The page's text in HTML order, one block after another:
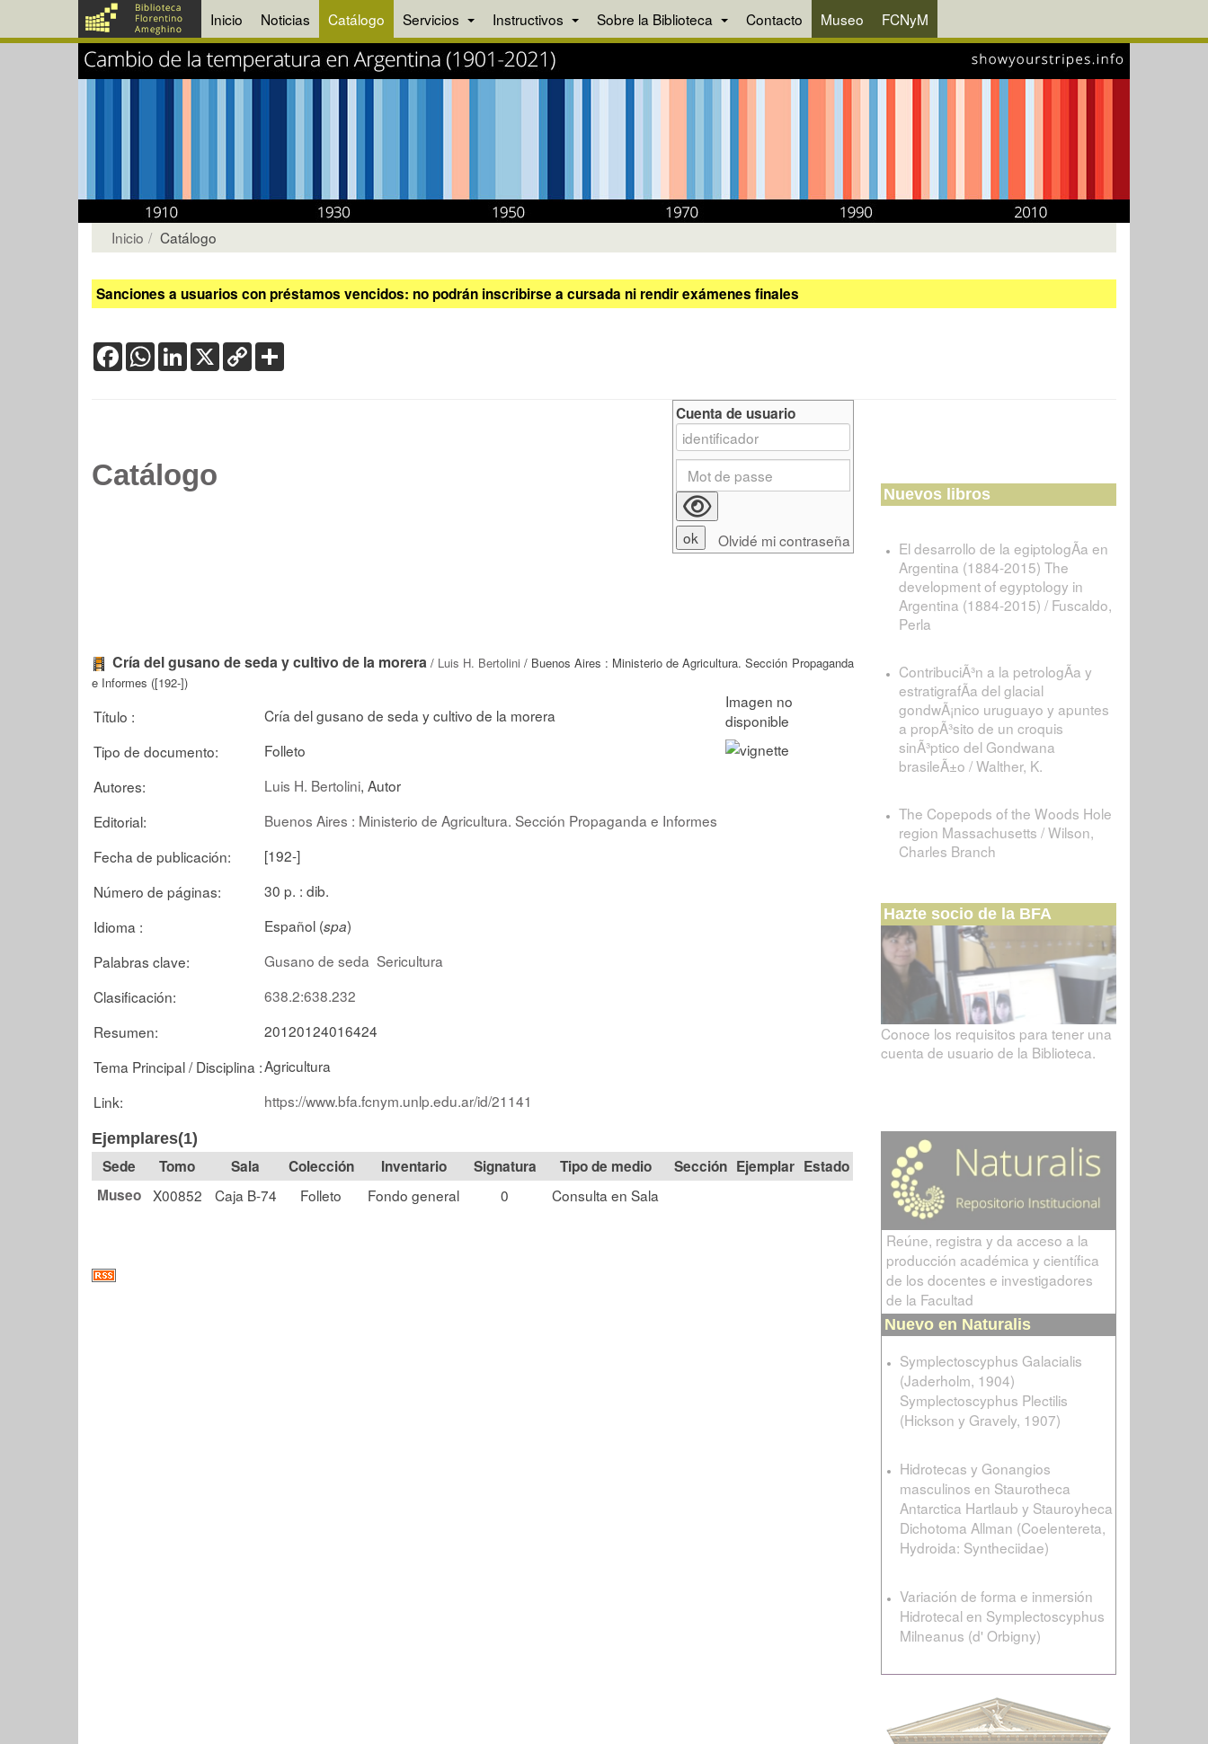
Inicio Noticias Catálogo Servicios Instructivos Sobre la Biblioteca Contacto Museo FCNyM
Inicio Catálogo
Sanciones a usuarios con préstamos vencidos: no podrán inscribirse a cursada ni rendir exámenes finales
FacebookWhatsApp
LinkedIn
X Copy
Link
Catálogo
Cría del gusano de seda y cultivo de la morera / Luis H. Bertolini / Buenos Aires : Ministerio de Agricultura. Sección Propaganda
e Informes ([192-])
Título :
Cría del gusano de seda y cultivo de la morera
Tipo de documento:
Folleto
Autores:
Luis H. Bertolini, Autor
Editorial:
Buenos Aires : Ministerio de Agricultura. Sección Propaganda e Informes
Fecha de publicación:
[192-]
Número de páginas:
30 p. : dib.
Idioma :
Español (spa)
Palabras clave:
Gusano de seda Sericultura
Clasificación:
638.2:638.232
Resumen:
20120124016424
Tema Principal / Disciplina :Agricultura
Link:
https://www.bfa.fcnym.unlp.edu.ar/id/21141
Ejemplares(1)
Tomo Sala Colección Signatura Tipo de medio Sección
Estado
Museo X00852 Caja B-74 Folleto Fondo general 0 Consulta en Sala
Cuenta de usuario
Olvidé mi contraseña
Nuevos libros
El desarrollo de la egiptologÃ­a en
Argentina (1884-2015) The
development of egyptology in
Argentina (1884-2015) / Fuscaldo,
Perla
ContribuciÃ³n a la petrologÃ­a y
estratigrafÃ­a del glacial
gondwÃ¡nico uruguayo y apuntes
a propÃ³sito de un croquis
sinÃ³ptico del Gondwana
brasileÃ±o / Walther, K.
The Copepods of the Woods Hole
region Massachusetts / Wilson,
Charles Branch
Hazte socio de la BFA
Conoce los requisitos para tener una
cuenta de usuario de la Biblioteca.
Reúne, registra y da acceso a la
producción académica y científica
de los docentes e investigadores
de la Facultad
Nuevo en Naturalis
Symplectoscyphus Galacialis
(Jaderholm, 1904)
Symplectoscyphus Plectilis
(Hickson y Gravely, 1907)
Hidrotecas y Gonangios
masculinos en Staurotheca
Antarctica Hartlaub y Stauroyheca
Dichotoma Allman (Coelentereta,
Hydroida: Syntheciidae)
Variación de forma e inmersión
Hidrotecal en Symplectoscyphus
Milneanus (d' Orbigny)